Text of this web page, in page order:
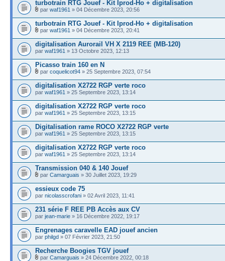
turbotrain RTG Jouef - Kit Iprod-Ho + digitalisation
par waf1961 » 04 Décembre 2023, 20:56
turbotrain RTG Jouef - Kit Iprod-Ho + digitalisation
par waf1961 » 04 Décembre 2023, 20:41
digitalisation Aurorail VH X 2119 REE (MB-120)
par waf1961 » 13 Octobre 2023, 12:13
Picasso train 160 en N
par coquelicot94 » 25 Septembre 2023, 07:54
digitalisation X2722 RGP verte roco
par waf1961 » 25 Septembre 2023, 13:14
digitalisation X2722 RGP verte roco
par waf1961 » 25 Septembre 2023, 13:15
Digitalisation rame ROCO X2722 RGP verte
par waf1961 » 25 Septembre 2023, 13:15
digitalisation X2722 RGP verte roco
par waf1961 » 25 Septembre 2023, 13:14
Transmission 040 & 140 Jouef
par Camarguais » 30 Juillet 2023, 19:29
essieux code 75
par nicolasscrofani » 02 Avril 2023, 11:41
231 série F REE PB Accès aux CV
par jean-marie » 16 Décembre 2022, 19:17
Engrenages caravelle EAD jouef ancien
par philgd » 07 Février 2023, 21:50
Recherche Boogies TGV jouef
par Camarguais » 24 Décembre 2022, 00:18